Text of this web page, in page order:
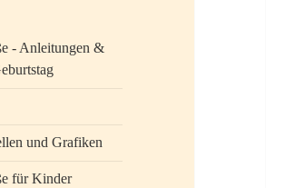
- Anleitungen &
und Grafiken
für Kinder